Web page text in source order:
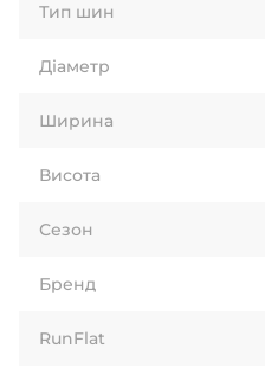
Тип шин
Діаметр
Ширина
Висота
Сезон
Бренд
RunFlat